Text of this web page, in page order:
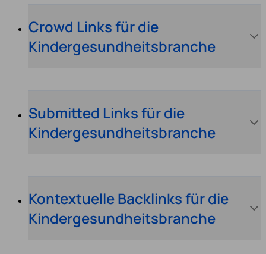
Crowd Links für die
Kindergesundheitsbranche
Submitted Links für die
Kindergesundheitsbranche
Kontextuelle Backlinks für die
Kindergesundheitsbranche